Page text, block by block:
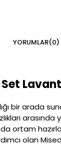
YORUMLAR(0)
bir arada
ortam
olan